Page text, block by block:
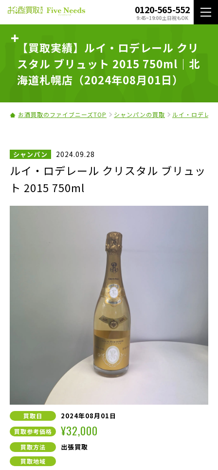
0120-565-552
9:45~19:00 土日祝もOK
【買取実績】ルイ・ロデレール クリ
スタル ブリュット 2015 750ml｜北
海道札幌店（2024年08月01日）
お酒買取のファイブニーズTOP シャンパンの買取 ルイ・ロデレ
シャンパン 2024.09.28
ルイ・ロデレール クリスタル ブリュッ
ト 2015 750ml
買取日 2024年08月01日
買取参考価格 ¥32,000
買取方法 出張買取
買取地域